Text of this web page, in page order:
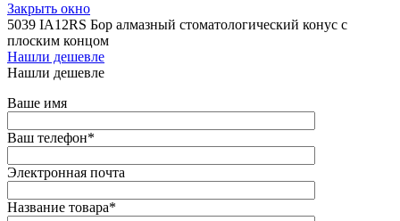
Закрыть окно
5039 IA12RS Бор алмазный стоматологический конус с
плоским концом
Нашли дешевле
Нашли дешевле
Ваше имя
Ваш телефон*
Электронная почта
Название товара*